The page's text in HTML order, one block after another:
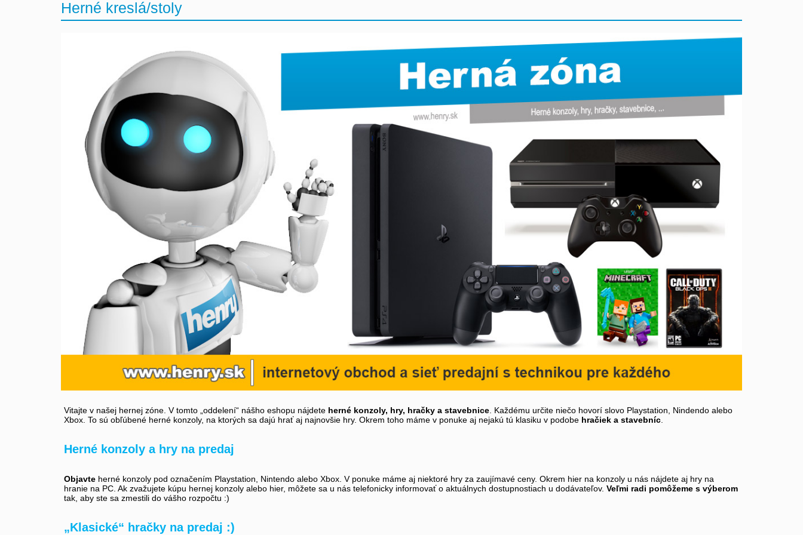
Herné kreslá/stoly
Vitajte v našej hernej zóne. V tomto „oddelení“ nášho eshopu nájdete herné konzoly, hry, hračky a stavebnice . Každému určite niečo hovorí slovo Playstation, Nindendo alebo
Xbox. To sú obľúbené herné konzoly, na ktorých sa dajú hrať aj najnovšie hry. Okrem toho máme v ponuke aj nejakú tú klasiku v podobe hračiek a stavebníc
Herné konzoly a hry na predaj
Objavte herné konzoly pod označením Playstation, Nintendo alebo Xbox. V ponuke máme aj niektoré hry za zaujímavé ceny. Okrem hier na konzoly u nás nájdete aj hry na
hranie na PC. Ak zvažujete kúpu hernej konzoly alebo hier, môžete sa u nás telefonicky informovať o aktuálnych dostupnostiach u dodávateľov. Veľmi radi pomôžeme s výberom
tak, aby ste sa zmestili do vášho rozpočtu :)
„Klasické“ hračky na predaj :)